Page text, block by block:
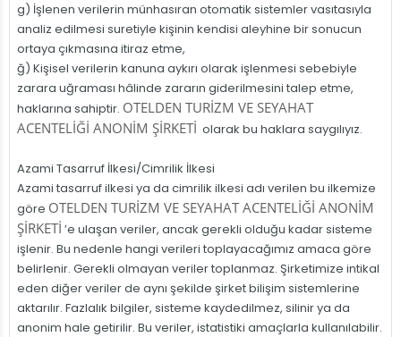
g) İşlenen verilerin münhasıran otomatik sistemler vasıtasıyla
analiz edilmesi suretiyle kişinin kendisi aleyhine bir sonucun
ortaya çıkmasına itiraz etme,
ğ) Kişisel verilerin kanuna aykırı olarak işlenmesi sebebiyle
zarara uğraması hâlinde zararın giderilmesini talep etme,
haklarına sahiptir. OTELDEN TURİZM VE SEYAHAT
ACENTELİĞİ ANONİM ŞİRKETİ olarak bu haklara saygılıyız.
Azami Tasarruf İlkesi/Cimrilik İlkesi
Azami tasarruf ilkesi ya da cimrilik ilkesi adı verilen bu ilkemize
göre OTELDEN TURİZM VE SEYAHAT ACENTELİĞİ ANONİM
ŞİRKETİ ’e ulaşan veriler, ancak gerekli olduğu kadar sisteme
işlenir. Bu nedenle hangi verileri toplayacağımız amaca göre
belirlenir. Gerekli olmayan veriler toplanmaz. Şirketimize intikal
eden diğer veriler de aynı şekilde şirket bilişim sistemlerine
aktarılır. Fazlalık bilgiler, sisteme kaydedilmez, silinir ya da
anonim hale getirilir. Bu veriler, istatistiki amaçlarla kullanılabilir.